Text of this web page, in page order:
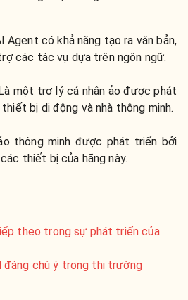
Agent có khả năng tạo ra văn bản,
các tác vụ dựa trên ngôn ngữ.
một trợ lý cá nhân ảo được phát
bị di động và nhà thông minh.
thông minh được phát triển bởi
thiết bị của hãng này.
theo trong sự phát triển của
đáng chú ý trong thị trường